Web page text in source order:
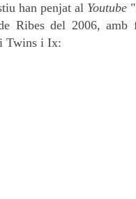
han penjat al Youtube
Ribes del 2006, amb
Twins i Ix: